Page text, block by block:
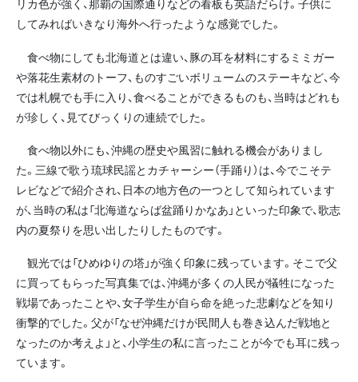
リカ色が強く、那覇の国際通りなどの看板も英語だらけ。子供に
してみればいきなり海外へ行ったような感覚でした。
食べ物にしても北海道とは違い、豚の耳を材料にするミミガー
や落花生素材のトーフ、ものすごいボリュームのステーキなど、今
では札幌でも手に入り、食べることができるものも、当時はどれも
が珍しく、見てびっくりの連続でした。
食べ物以外にも、沖縄の歴史や風習に触れる機会がありまし
た。三線で歌う琉球民謡とカチャーシー（手踊り）は、今でこそテ
レビなどで紹介され、日本の地方色の一つとして知られています
が、当時の私は「北海道ならば盆踊りかなあ」といった印象で、歌志
内の夏祭りを思い出したりしたものです。
観光では「ひめゆりの塔」が強く印象に残っています。そこで父
に買ってもらった写真集では、沖縄が多くの人民が犠牲になった
戦場であったことや、女子学生が自ら命を絶った悲劇などを知り
衝撃的でした。父が「なぜ沖縄だけが民間人も巻き込んだ戦地と
なったのか考えよ」と、小学生の私に言ったことが今でも耳に残っ
ています。